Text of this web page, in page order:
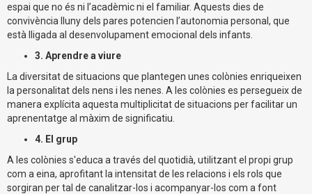
espai que no és ni l’acadèmic ni el familiar. Aquests dies de
convivència lluny dels pares potencien l’autonomia personal, que
està lligada al desenvolupament emocional dels infants.
3. Aprendre a viure
La diversitat de situacions que plantegen unes colònies enriqueixen
la personalitat dels nens i les nenes. A les colònies es persegueix de
manera explícita aquesta multiplicitat de situacions per facilitar un
aprenentatge al màxim de significatiu.
4. El grup
A les colònies s'educa a través del quotidià, utilitzant el propi grup
com a eina, aprofitant la intensitat de les relacions i els rols que
sorgiran per tal de canalitzar-los i acompanyar-los com a font